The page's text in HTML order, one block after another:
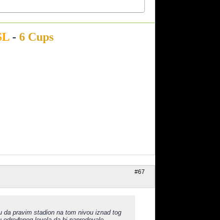
- 6 Cups
#67
pravim stadion na tom nivou iznad tog